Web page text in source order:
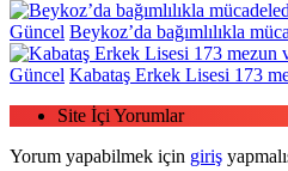
Güncel Beykoz’da bağımlılıkla
Güncel Kabataş Erkek Lisesi 173
Site İçi Yorumlar
Yorum yapabilmek için giriş